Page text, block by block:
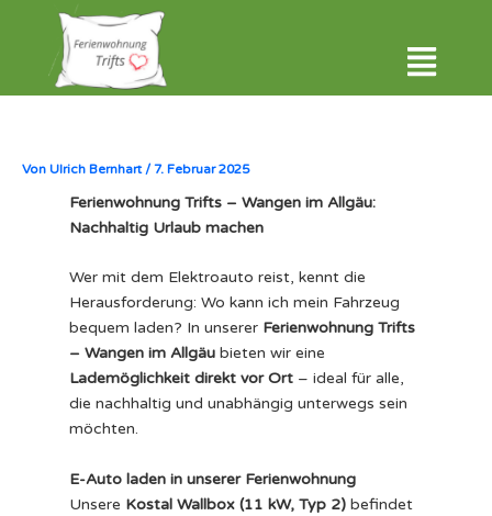
springen
Menü
Von Ulrich Bernhart / 7. Februar 2025
Ferienwohnung Trifts – Wangen im Allgäu:
Nachhaltig Urlaub machen
Wer mit dem Elektroauto reist, kennt die
Herausforderung: Wo kann ich mein Fahrzeug
bequem laden? In unserer Ferienwohnung Trifts
– Wangen im Allgäubieten wir eine
Lademöglichkeit direkt vor Ort– ideal für alle,
die nachhaltig und unabhängig unterwegs sein
möchten.
E-Auto laden in unserer Ferienwohnung
Unsere Kostal Wallbox (11 kW, Typ 2)befindet